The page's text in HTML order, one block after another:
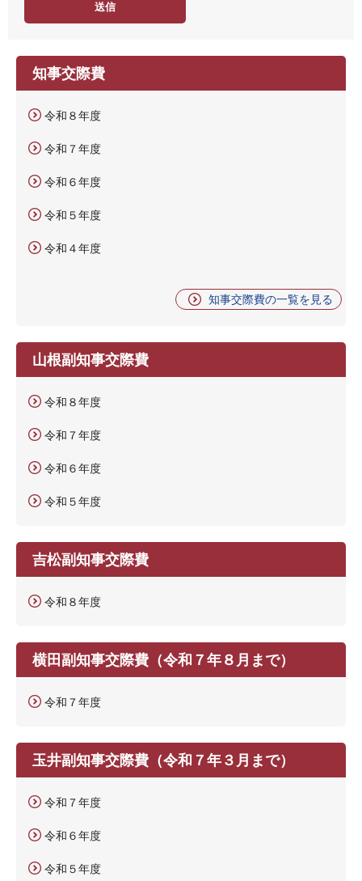
知事交際費
令和８年度
令和７年度
令和６年度
令和５年度
令和４年度
知事交際費の一覧を見る
山根副知事交際費
令和８年度
令和７年度
令和６年度
令和５年度
吉松副知事交際費
令和８年度
横田副知事交際費（令和７年８月まで）
令和７年度
玉井副知事交際費（令和７年３月まで）
令和７年度
令和６年度
令和５年度